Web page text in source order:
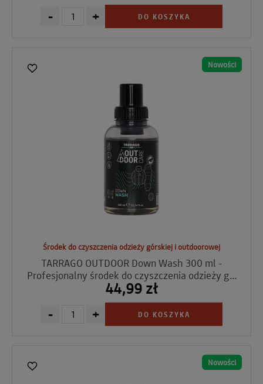
- + DO KOSZYKA
Nowości
Środek do czyszczenia odzieży górskiej i outdoorowej
TARRAGO OUTDOOR Down Wash 300 ml -
Profesjonalny środek do czyszczenia odzieży g...
44,99 zł
- + DO KOSZYKA
Nowości